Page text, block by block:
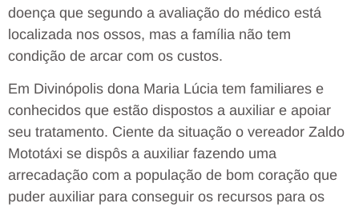
doença que segundo a avaliação do médico está
localizada nos ossos, mas a família não tem
condição de arcar com os custos.
Em Divinópolis dona Maria Lúcia tem familiares e
conhecidos que estão dispostos a auxiliar e apoiar
seu tratamento. Ciente da situação o vereador Zaldo
Mototáxi se dispôs a auxiliar fazendo uma
arrecadação com a população de bom coração que
puder auxiliar para conseguir os recursos para os